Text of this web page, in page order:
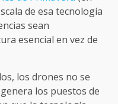
de esa tecnología
sean
esencial en vez de
los drones no se
los puestos de